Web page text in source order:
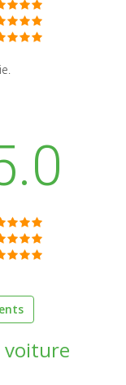
voiture